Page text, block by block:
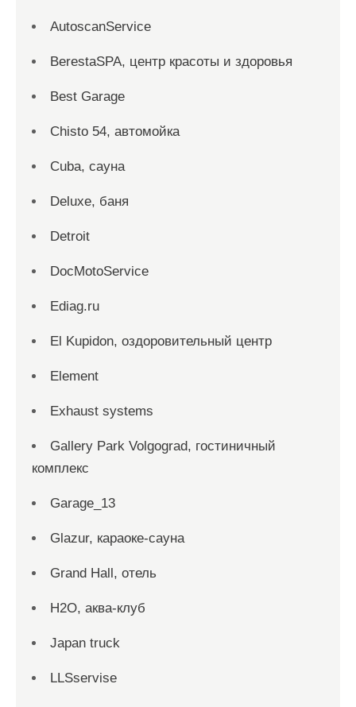
AutoscanService
BerestaSPA, центр красоты и здоровья
Best Garage
Chisto 54, автомойка
Cuba, сауна
Deluxe, баня
Detroit
DocMotoService
Ediag.ru
El Kupidon, оздоровительный центр
Element
Exhaust systems
Gallery Park Volgograd, гостиничный
комплекс
Garage_13
Glazur, караоке-сауна
Grand Hall, отель
H2O, аква-клуб
Japan truck
LLSservise